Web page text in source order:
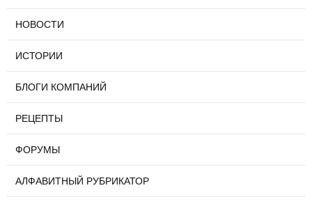
НОВОСТИ
ИСТОРИИ
БЛОГИ КОМПАНИЙ
РЕЦЕПТЫ
ФОРУМЫ
АЛФАВИТНЫЙ РУБРИКАТОР